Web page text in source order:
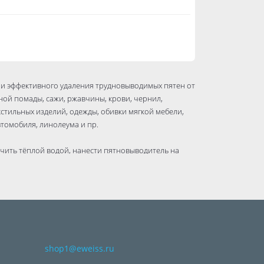
эффективного удаления трудновыводимых пятен от
помады, сажи, ржавчины, крови, чернил,
изделий, одежды, обивки мягкой мебели,
линолеума и пр.
тёплой водой, нанести пятновыводитель на
подождать 5-10 минут, затем промыть водой
свежих пятен перед стиркой.
защитные перчатки. При
Внимание! Пятновыводитель не изменяет и не
shop1@eweiss.ru